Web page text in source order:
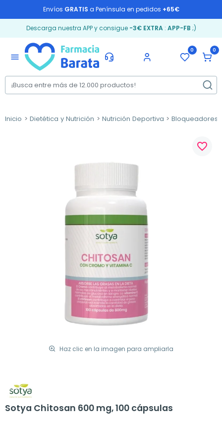
Envíos GRATIS a Península en pedidos +65€
Descarga nuestra APP y consigue -3€ EXTRA: APP-FB ;)
menu
0 0
Inicio Dietética y Nutrición Nutrición Deportiva Bloqueadores
Haz clic en la imagen para ampliarla
favorite_border
Sotya Chitosan 600 mg, 100 cápsulas